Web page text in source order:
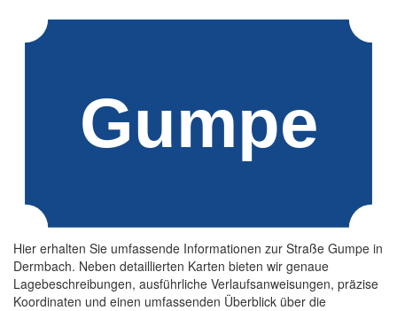
Hier erhalten Sie umfassende Informationen zur Straße Gumpe in
Dermbach. Neben detaillierten Karten bieten wir genaue
Lagebeschreibungen, ausführliche Verlaufsanweisungen, präzise
Koordinaten und einen umfassenden Überblick über die